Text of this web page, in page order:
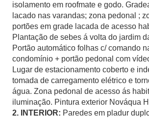
isolamento em roofmate e godo.
lacado nas varandas; zona pedonal ;
portões em grade lacada de acesso
Plantação de sebes á volta do jardim
Portão automático folhas c/ comando
condomínio + portão pedonal com
Lugar de estacionamento coberto e
tomada de carregamento elétrico e
água. Zona pedonal de acesso ás
iluminação. Pintura exterior Nováqua
2. INTERIOR: Paredes em pladur